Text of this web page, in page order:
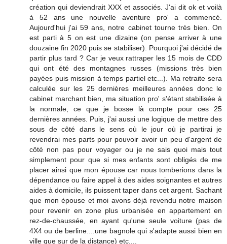
création qui deviendrait XXX et associés. J'ai dit ok et voilà
à 52 ans une nouvelle aventure pro' a commencé.
Aujourd'hui j'ai 59 ans, notre cabinet tourne très bien. On
est parti à 5 on est une dizaine (on pense arriver à une
douzaine fin 2020 puis se stabiliser). Pourquoi j'ai décidé de
partir plus tard ? Car je veux rattraper les 15 mois de CDD
qui ont été des montagnes russes (missions très bien
payées puis mission à temps partiel etc...). Ma retraite sera
calculée sur les 25 dernières meilleures années donc le
cabinet marchant bien, ma situation pro' s'étant stabilisée à
la normale, ce que je bosse là compte pour ces 25
dernières années. Puis, j'ai aussi une logique de mettre des
sous de côté dans le sens où le jour où je partirai je
revendrai mes parts pour pouvoir avoir un peu d'argent de
côté non pas pour voyager ou je ne sais quoi mais tout
simplement pour que si mes enfants sont obligés de me
placer ainsi que mon épouse car nous tomberions dans la
dépendance ou faire appel à des aides soignantes et autres
aides à domicile, ils puissent taper dans cet argent. Sachant
que mon épouse et moi avons déjà revendu notre maison
pour revenir en zone plus urbanisée en appartement en
rez-de-chaussée, en ayant qu'une seule voiture (pas de
4X4 ou de berline....une bagnole qui s'adapte aussi bien en
ville que sur de la distance) etc....